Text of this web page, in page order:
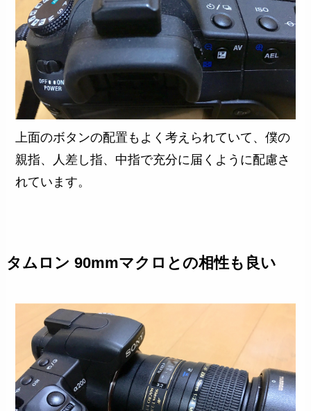
上面のボタンの配置もよく考えられていて、僕の
親指、人差し指、中指で充分に届くように配慮さ
れています。
タムロン 90mmマクロとの相性も良い